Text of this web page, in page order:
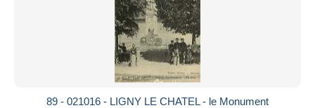
89 - 021016 - LIGNY LE CHATEL - le Monument